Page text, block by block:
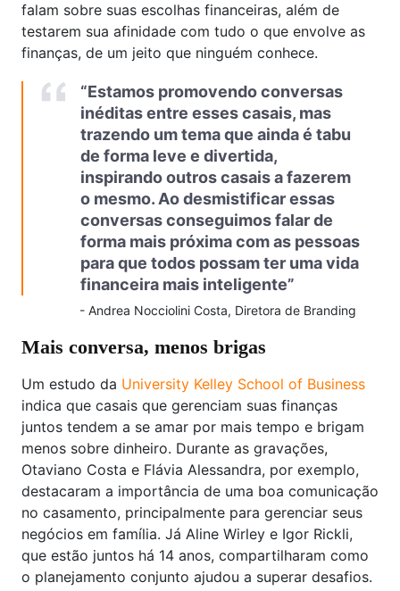
falam sobre suas escolhas financeiras, além de
testarem sua afinidade com tudo o que envolve as
finanças, de um jeito que ninguém conhece.
“Estamos promovendo conversas
inéditas entre esses casais, mas
trazendo um tema que ainda é tabu
de forma leve e divertida,
inspirando outros casais a fazerem
o mesmo. Ao desmistificar essas
conversas conseguimos falar de
forma mais próxima com as pessoas
para que todos possam ter uma vida
financeira mais inteligente”
- Andrea Nocciolini Costa, Diretora de Branding
Mais conversa, menos brigas
Um estudo da University Kelley School of Business
indica que casais que gerenciam suas finanças
juntos tendem a se amar por mais tempo e brigam
menos sobre dinheiro. Durante as gravações,
Otaviano Costa e Flávia Alessandra, por exemplo,
destacaram a importância de uma boa comunicação
no casamento, principalmente para gerenciar seus
negócios em família. Já Aline Wirley e Igor Rickli,
que estão juntos há 14 anos, compartilharam como
o planejamento conjunto ajudou a superar desafios.